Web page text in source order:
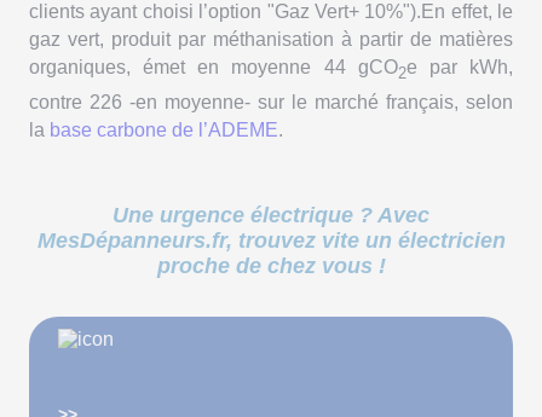
clients ayant choisi l’option "Gaz Vert+ 10%").En effet, le
gaz vert, produit par méthanisation à partir de matières
organiques, émet en moyenne 44 gCO2e par kWh,
contre 226 -en moyenne- sur le marché français, selon
la base carbone de l’ADEME.
Une urgence électrique ? Avec
MesDépanneurs.fr, trouvez vite un électricien
proche de chez vous !